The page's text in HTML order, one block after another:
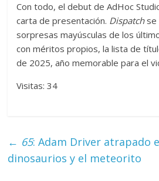
Con todo, el debut de AdHoc
carta de presentación. Dispatchse
sorpresas mayúsculas de los
con méritos propios, la lista de
de 2025, año memorable para el
Visitas: 34
← 65: Adam Driver atrapado
dinosaurios y el meteorito